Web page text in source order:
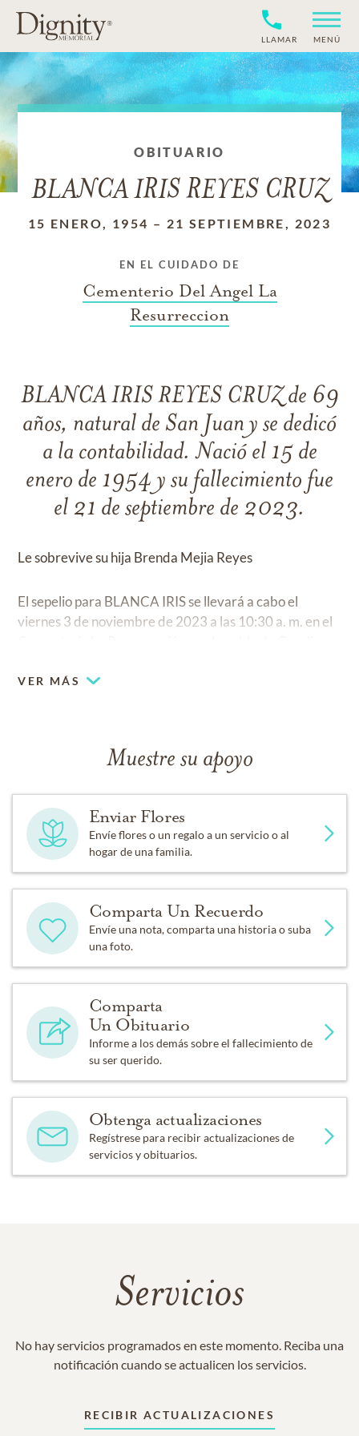
LLAMAR MENÚ
OBITUARIO
BLANCA IRIS REYES CRUZ
15 ENERO, 1954 – 21 SEPTIEMBRE, 2023
EN EL CUIDADO DE
Cementerio Del Angel La
Resurreccion
BLANCA IRIS REYES CRUZ de 69
años, natural de San Juan y se dedicó
a la contabilidad. Nació el 15 de
enero de 1954 y su fallecimiento fue
el 21 de septiembre de 2023.
Le sobrevive su hija Brenda Mejia Reyes
El sepelio para BLANCA IRIS se llevará a cabo el
viernes 3 de noviembre de 2023 a las 10:30 a. m. en el
VER MÁS
Muestre su apoyo
Enviar Flores
Envíe flores o un regalo a un servicio o al
hogar de una familia.
Comparta Un Recuerdo
Envíe una nota, comparta una historia o suba
una foto.
Comparta
Un Obituario
Informe a los demás sobre el fallecimiento de
su ser querido.
Obtenga actualizaciones
Regístrese para recibir actualizaciones de
servicios y obituarios.
Servicios
No hay servicios programados en este momento. Reciba una
notificación cuando se actualicen los servicios.
RECIBIR ACTUALIZACIONES